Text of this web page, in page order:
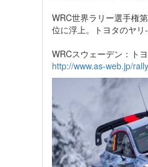
WRC世界ラリー選手権
位に浮上。トヨタのヤリ
WRCスウェーデン：ト
http://www.as-web.jp/